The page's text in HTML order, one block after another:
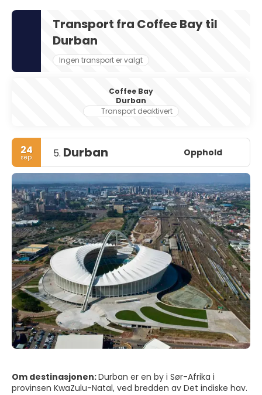
Transport fra Coffee Bay til
Durban
Ingen transport er valgt
Coffee Bay
Durban
Transport deaktivert
24
sep. 5. Durban Opphold
Om destinasjonen:Durban er en by i Sør-Afrika i
provinsen KwaZulu-Natal, ved bredden av Det indiske hav.